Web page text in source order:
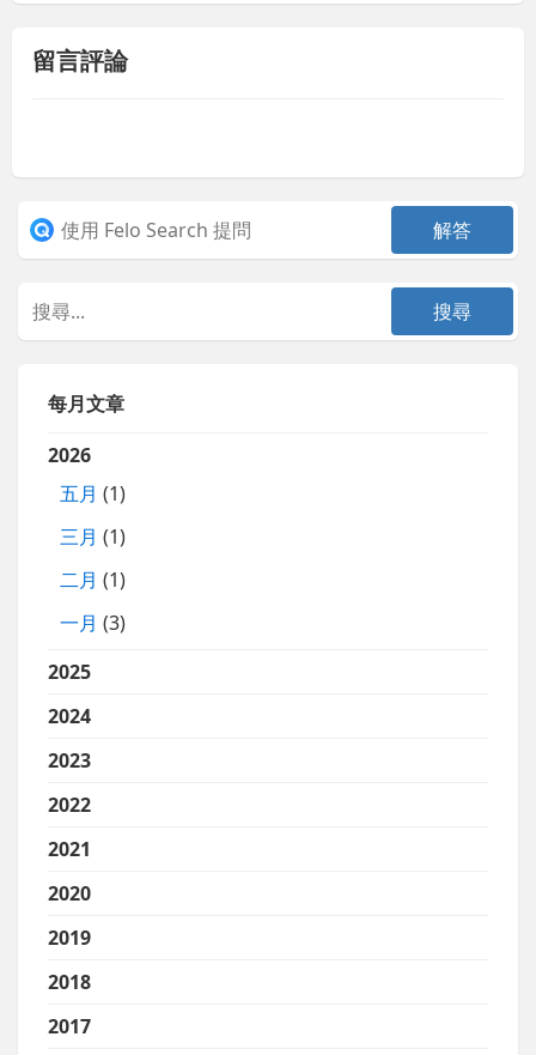
留言評論
每月文章
2026
五月 (1)
三月 (1)
二月 (1)
一月 (3)
2025
2024
2023
2022
2021
2020
2019
2018
2017